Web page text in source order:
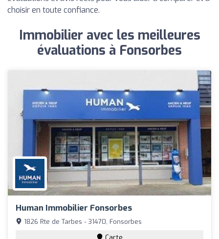
choisir en toute confiance.
Immobilier avec les meilleures
évaluations à Fonsorbes
Human Immobilier Fonsorbes
1826 Rte de Tarbes - 31470, Fonsorbes